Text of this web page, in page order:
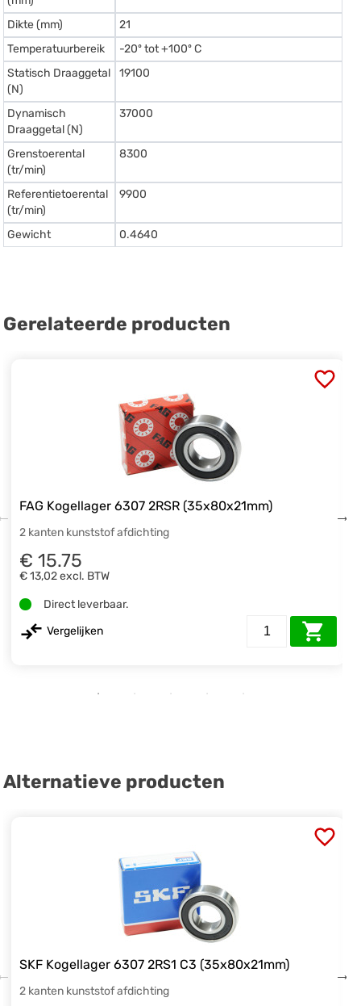
Dikte (mm)
21
Temperatuurbereik
-20º tot +100º C
Statisch Draaggetal
(N)
19100
Dynamisch
Draaggetal (N)
37000
Grenstoerental
(tr/min)
8300
Referentietoerental
(tr/min)
9900
Gewicht 0.4640
Gerelateerde producten
FAG Kogellager 6307 2RSR (35x80x21mm)
2 kanten kunststof afdichting
€ 15.75
€ 13,02excl. BTW
Direct leverbaar.
Vergelijken
Alternatieve producten
SKF Kogellager 6307 2RS1 C3 (35x80x21mm)
2 kanten kunststof afdichting